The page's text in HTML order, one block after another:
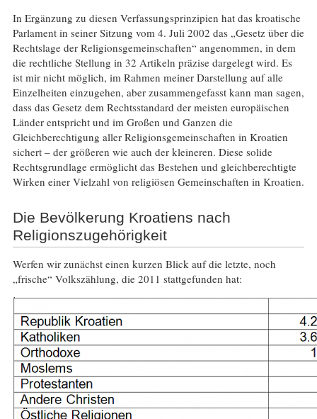
In Ergänzung zu diesen Verfassungsprinzipien hat das kroatische
Parlament in seiner Sitzung vom 4. Juli 2002 das „Gesetz über die
Rechtslage der Religionsgemeinschaften“ angenommen, in dem
die rechtliche Stellung in 32 Artikeln präzise dargelegt wird. Es
ist mir nicht möglich, im Rahmen meiner Darstellung auf alle
Einzelheiten einzugehen, aber zusammengefasst kann man sagen,
dass das Gesetz dem Rechtsstandard der meisten europäischen
Länder entspricht und im Großen und Ganzen die
Gleichberechtigung aller Religionsgemeinschaften in Kroatien
sichert – der größeren wie auch der kleineren. Diese solide
Rechtsgrundlage ermöglicht das Bestehen und gleichberechtigte
Wirken einer Vielzahl von religiösen Gemeinschaften in Kroatien.
Die Bevölkerung Kroatiens nach
Religionszugehörigkeit
Werfen wir zunächst einen kurzen Blick auf die letzte, noch
„frische“ Volkszählung, die 2011 stattgefunden hat: